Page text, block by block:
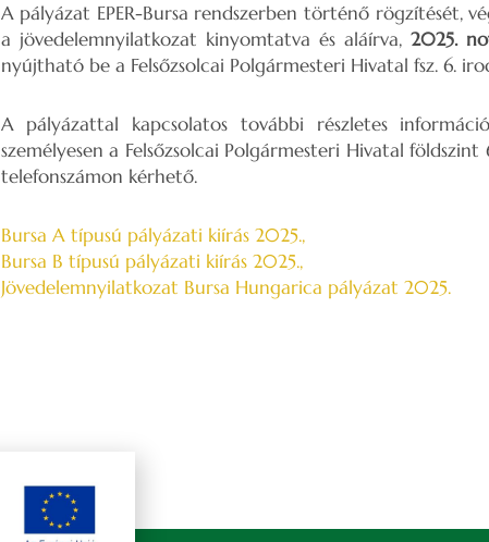
A pályázat EPER-Bursa rendszerben történő rögzítését,
a jövedelemnyilatkozat kinyomtatva és aláírva, 2025.
nyújtható be a Felsőzsolcai Polgármesteri Hivatal fsz. 6.
A pályázattal kapcsolatos további részletes
személyesen a Felsőzsolcai Polgármesteri Hivatal
telefonszámon kérhető.
Bursa A típusú pályázati kiírás 2025.,
Bursa B típusú pályázati kiírás 2025.,
Jövedelemnyilatkozat Bursa Hungarica pályázat 2025.